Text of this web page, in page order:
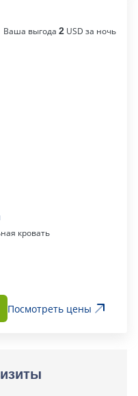
Ваша выгода 2 USD за ночь
кровать
Посмотреть цены